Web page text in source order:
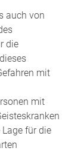
auch von
die
mit
mit
für die